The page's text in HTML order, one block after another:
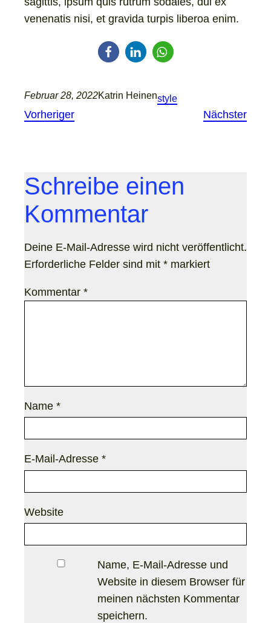
venenatis nisi, et gravida turpis liberoa enim.
Februar 28, 2022Katrin Heinenstyle
Vorheriger Nächster
Schreibe einen
Kommentar
Deine E-Mail-Adresse wird nicht veröffentlicht.
Erforderliche Felder sind mit * markiert
Kommentar *
Name *
E-Mail-Adresse *
Website
Name, E-Mail-Adresse und
Website in diesem Browser für
meinen nächsten Kommentar
speichern.